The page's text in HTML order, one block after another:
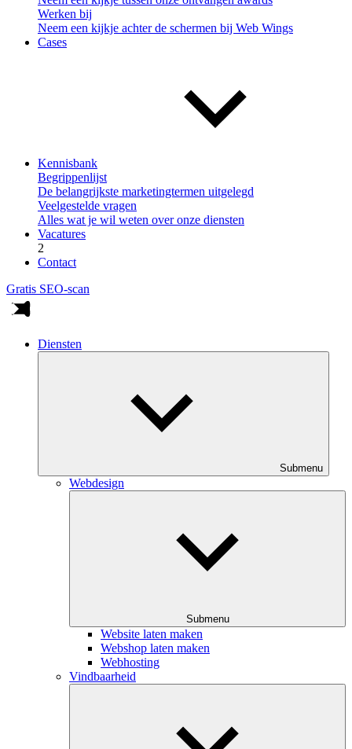
Werken bij
Neem een kijkje achter de schermen bij Web Wings
Cases
Kennisbank
Begrippenlijst
De belangrijkste marketingtermen uitgelegd
Veelgestelde vragen
Alles wat je wil weten over onze diensten
Vacatures
2
Contact
Gratis SEO-scan
Diensten
Submenu
Webdesign
Submenu
Website laten maken
Webshop laten maken
Webhosting
Vindbaarheid